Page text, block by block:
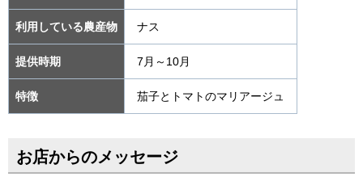
利用している農産物 ナス
提供時期 7月～10月
特徴 茄子とトマトのマリアージュ
お店からのメッセージ